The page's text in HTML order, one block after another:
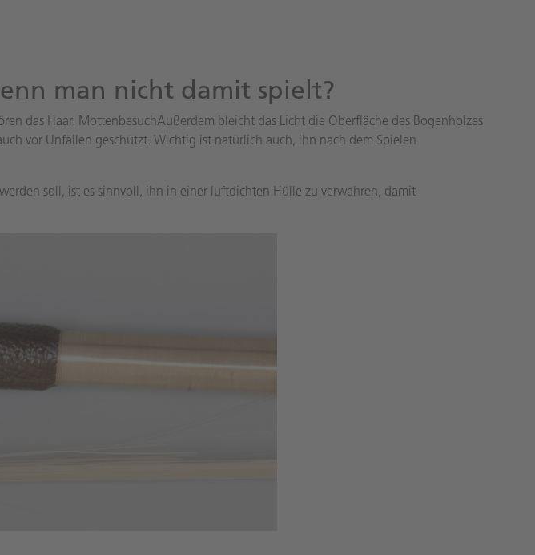
man nicht damit spielt?
das Haar. MottenbesuchAußerdem bleicht das Licht die Oberfläche des Bogenholzes
vor Unfällen geschützt. Wichtig ist natürlich auch, ihn nach dem Spielen
soll, ist es sinnvoll, ihn in einer luftdichten Hülle zu verwahren, damit